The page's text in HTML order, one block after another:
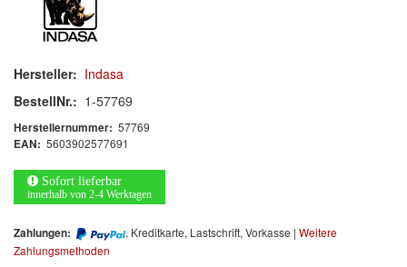
Polieren
Werkzeug & Maschinen
Reinigen
Arbeitsschutz
Luftfilter
Mischfarben
Hersteller: Indasa
BestellNr.: 1-57769
Herstellernummer: 57769
EAN: 5603902577691
Sofort lieferbar
innerhalb von 2-4 Werktagen
Zahlungen: , Kreditkarte, Lastschrift, Vorkasse | Weitere
Zahlungsmethoden